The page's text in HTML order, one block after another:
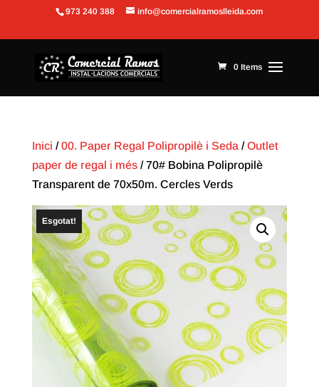
Obre la barra d'eines
973 240 388 info@comercialramoslleida.com
0 Items
Inici /00. Paper Regal Polipropilè i Seda /Outlet
paper de regal i més/ 70# Bobina Polipropilè
Transparent de 70x50m. Cercles Verds
Esgotat!